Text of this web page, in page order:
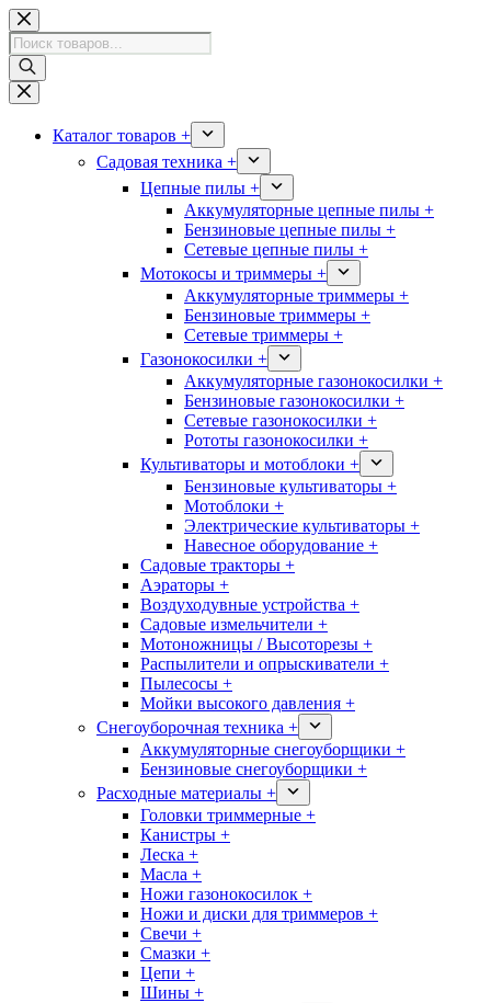
Перейти
к
сути
Поиск
товаров
Каталог товаров +
Садовая техника +
Цепные пилы +
Аккумуляторные цепные пилы +
Бензиновые цепные пилы +
Сетевые цепные пилы +
Мотокосы и триммеры +
Аккумуляторные триммеры +
Бензиновые триммеры +
Сетевые триммеры +
Газонокосилки +
Аккумуляторные газонокосилки +
Бензиновые газонокосилки +
Сетевые газонокосилки +
Рототы газонокосилки +
Культиваторы и мотоблоки +
Бензиновые культиваторы +
Мотоблоки +
Электрические культиваторы +
Навесное оборудование +
Садовые тракторы +
Аэраторы +
Воздуходувные устройства +
Садовые измельчители +
Мотоножницы / Высоторезы +
Распылители и опрыскиватели +
Пылесосы +
Мойки высокого давления +
Снегоуборочная техника +
Аккумуляторные снегоуборщики +
Бензиновые снегоуборщики +
Расходные материалы +
Головки триммерные +
Канистры +
Леска +
Масла +
Ножи газонокосилок +
Ножи и диски для триммеров +
Свечи +
Смазки +
Цепи +
Шины +